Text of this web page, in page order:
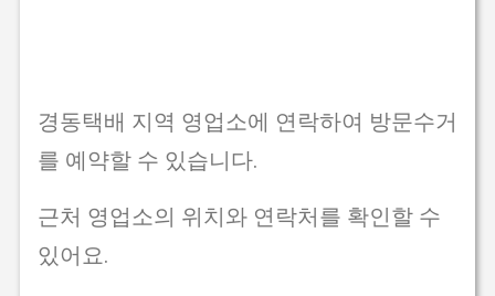
경동택배 지역 영업소에 연락하여 방문수거
를 예약할 수 있습니다.
근처 영업소의 위치와 연락처를 확인할 수
있어요.